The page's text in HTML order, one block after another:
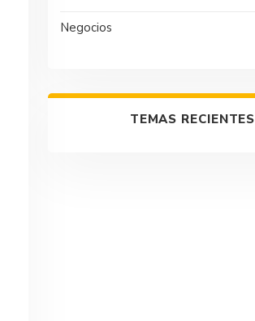
Negocios
TEMAS RECIENTES